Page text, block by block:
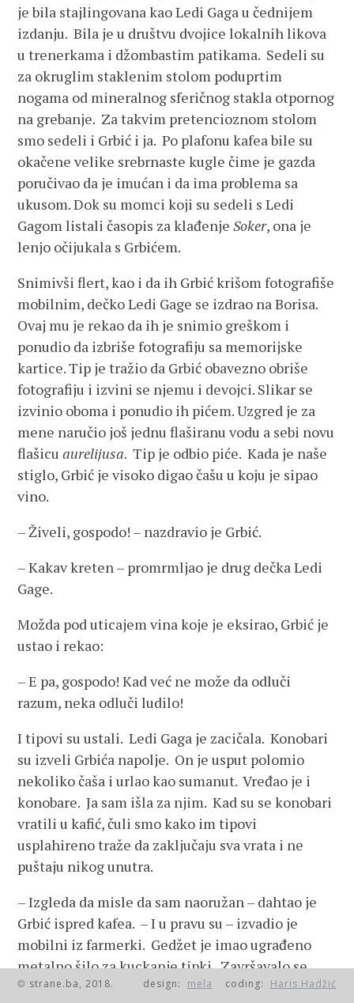
je bila stajlingovana kao Ledi Gaga u čednijem
izdanju. Bila je u društvu dvojice lokalnih likova
u trenerkama i džombastim patikama. Sedeli su
za okruglim staklenim stolom poduprtim
nogama od mineralnog sferičnog stakla otpornog
na grebanje. Za takvim pretencioznom stolom
smo sedeli i Grbić i ja. Po plafonu kafea bile su
okačene velike srebrnaste kugle čime je gazda
poručivao da je imućan i da ima problema sa
ukusom. Dok su momci koji su sedeli s Ledi
Gagom listali časopis za klađenjeSoker, ona je
lenjo očijukala s Grbićem.
Snimivši flert, kao i da ih Grbić krišom fotografiše
mobilnim, dečko Ledi Gage se izdrao na Borisa.
Ovaj mu je rekao da ih je snimio greškom i
ponudio da izbriše fotografiju sa memorijske
kartice. Tip je tražio da Grbić obavezno obriše
fotografiju i izvini se njemu i devojci. Slikar se
izvinio oboma i ponudio ih pićem. Uzgred je za
mene naručio još jednu flaširanu vodu a sebi novu
flašicuaurelijusa. Tip je odbio piće. Kada je naše
stiglo, Grbić je visoko digao čašu u koju je sipao
vino.
– Živeli, gospodo! – nazdravio je Grbić.
– Kakav kreten – promrmljao je drug dečka Ledi
Gage.
Možda pod uticajem vina koje je eksirao, Grbić je
ustao i rekao:
– E pa, gospodo! Kad već ne može da odluči
razum, neka odluči ludilo!
I tipovi su ustali. Ledi Gaga je zacičala. Konobari
su izveli Grbića napolje. On je usput polomio
nekoliko čaša i urlao kao sumanut. Vređao je i
konobare. Ja sam išla za njim. Kad su se konobari
vratili u kafić, čuli smo kako im tipovi
usplahireno traže da zaključaju sva vrata i ne
puštaju nikog unutra.
– Izgleda da misle da sam naoružan – dahtao je
Grbić ispred kafea. – I u pravu su – izvadio je
mobilni iz farmerki. Gedžet je imao ugrađeno
metalno šilo za kuckanje tipki. Završavalo se
polulučnim zaobljenjem od plastike koje se
© strane.ba, 2018. design: mela coding: Haris Hadžić